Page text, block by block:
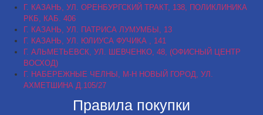
Г. КАЗАНЬ, УЛ. ОРЕНБУРГСКИЙ ТРАКТ, 138, ПОЛИКЛИНИКА
РКБ, КАБ. 406
Г. КАЗАНЬ, УЛ. ПАТРИСА ЛУМУМБЫ, 13
Г. КАЗАНЬ, УЛ. ЮЛИУСА ФУЧИКА , 141
Г. АЛЬМЕТЬЕВСК, УЛ. ШЕВЧЕНКО, 48, (ОФИСНЫЙ ЦЕНТР
ВОСХОД)
Г. НАБЕРЕЖНЫЕ ЧЕЛНЫ, М-Н НОВЫЙ ГОРОД, УЛ.
АХМЕТШИНА Д.105/27
Правила покупки